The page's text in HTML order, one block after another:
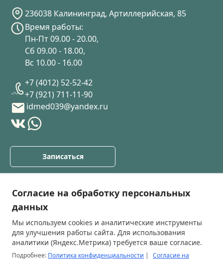
236038 Калининград, Артиллерийская, 85
Время работы:
Пн-Пт 09.00 - 20.00,
Сб 09.00 - 18.00,
Вс 10.00 - 16.00
+7 (4012) 52-52-42
+7 (921) 711-11-90
idmed039@yandex.ru
Записаться
О клинике
Прайс лист
Специалисты
Блог
Согласие на обработку персональных
данных
Мы используем cookies и аналитические инструменты
для улучшения работы сайта. Для использования
аналитики (Яндекс.Метрика) требуется ваше согласие.
Подробнее: Политика конфиденциальности | Согласие на